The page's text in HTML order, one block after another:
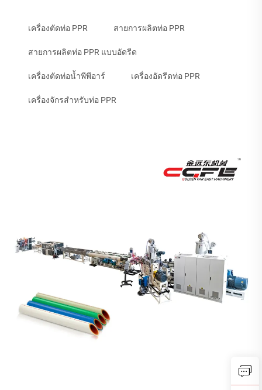
เครื่องตัดท่อ PPR สายการผลิตท่อ PPR
สายการผลิตท่อ PPR แบบอัดรีด
เครื่องตัดท่อน้ำพีพีอาร์ เครื่องอัดรีดท่อ PPR
เครื่องจักรสำหรับท่อ PPR